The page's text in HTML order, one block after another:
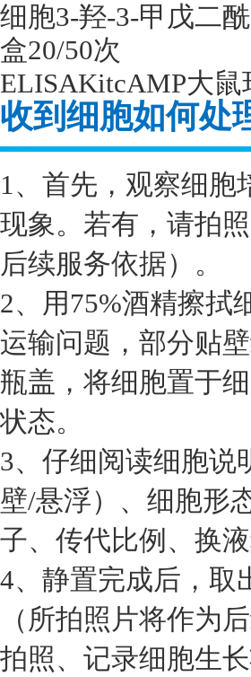
细胞3-羟-3-甲戊二酰
盒20/50次
ELISAKitcAMP大鼠
收到细胞如何处
1、首先，观察细胞
现象。若有，请拍
后续服务依据）。
2、用75%酒精擦拭
运输问题，部分贴
瓶盖，将细胞置于
状态。
3、仔细阅读细胞说
壁/悬浮）、细胞形
子、传代比例、换液
4、静置完成后，取
（所拍照片将作为
拍照、记录细胞生长